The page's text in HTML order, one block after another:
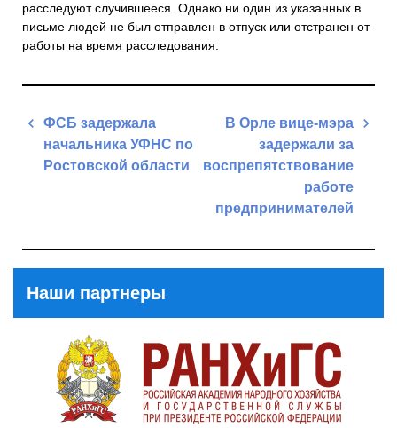
расследуют случившееся. Однако ни один из указанных в
письме людей не был отправлен в отпуск или отстранен от
работы на время расследования.
Навигация
записям
ФСБ задержала
начальника УФНС по
Ростовской области
В Орле вице-мэра
задержали за
воспрепятствование
работе
предпринимателей
Наши партнеры